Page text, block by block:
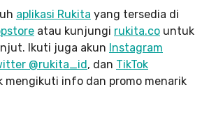
aplikasi Rukita yang tersedia di
atau kunjungi rukita.co untuk
Ikuti juga akun Instagram
@rukita_id, dan TikTok
mengikuti info dan promo menarik